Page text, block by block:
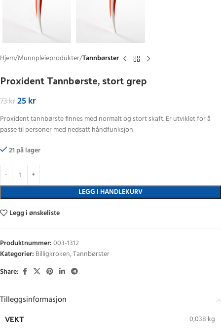
Hjem Munnpleieprodukter Tannbørster
Proxident Tannbørste, stort grep
73kr25kr
Proxident tannbørste finnes med normalt og stort skaft. Er utviklet for å
passe til personer med nedsatt håndfunksjon
21 på lager
LEGG I HANDLEKURV
Legg i ønskeliste
Produktnummer:003-1312
Kategorier: Billigkroken,Tannbørster
Share:
Tilleggsinformasjon
VEKT 0,038 kg